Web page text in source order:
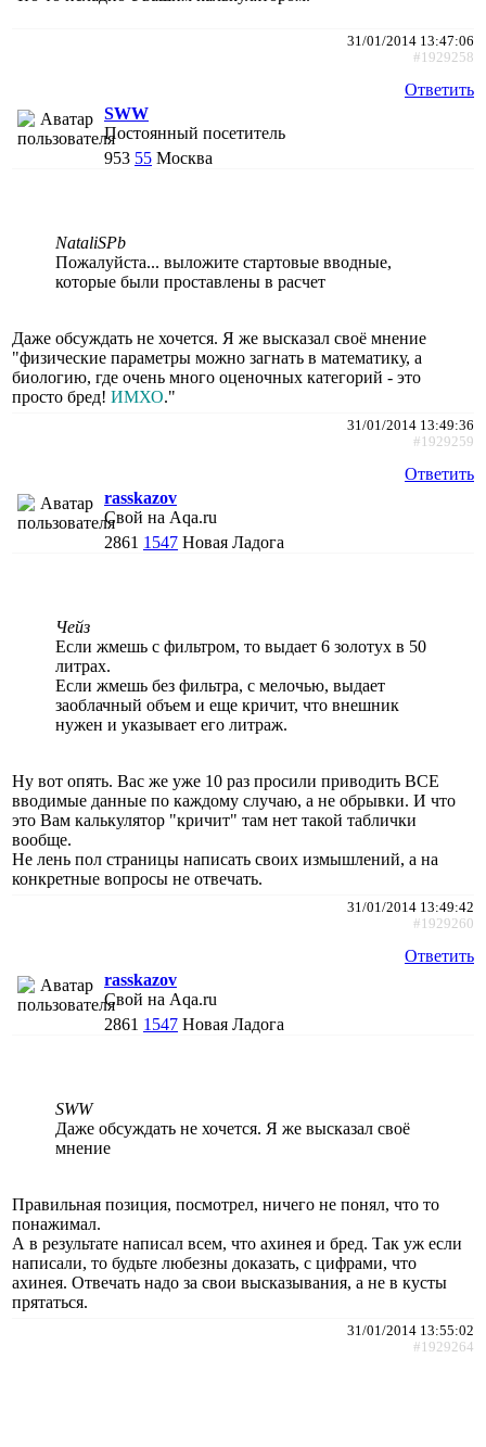
31/01/2014 13:47:06
#1929258
Ответить
SWW
Постоянный посетитель
953 55 Москва
NataliSPb
Пожалуйста... выложите стартовые вводные,
которые были проставлены в расчет
Даже обсуждать не хочется. Я же высказал своё мнение
"физические параметры можно загнать в математику, а
биологию, где очень много оценочных категорий - это
просто бред! ИМХО."
31/01/2014 13:49:36
#1929259
Ответить
rasskazov
Свой на Aqa.ru
2861 1547 Новая Ладога
Чейз
Если жмешь с фильтром, то выдает 6 золотух в 50
литрах.
Если жмешь без фильтра, с мелочью, выдает
заоблачный объем и еще кричит, что внешник
нужен и указывает его литраж.
Ну вот опять. Вас же уже 10 раз просили приводить ВСЕ
вводимые данные по каждому случаю, а не обрывки. И что
это Вам калькулятор "кричит" там нет такой таблички
вообще.
Не лень пол страницы написать своих измышлений, а на
конкретные вопросы не отвечать.
31/01/2014 13:49:42
#1929260
Ответить
rasskazov
Свой на Aqa.ru
2861 1547 Новая Ладога
SWW
Даже обсуждать не хочется. Я же высказал своё
мнение
Правильная позиция, посмотрел, ничего не понял, что то
понажимал.
А в результате написал всем, что ахинея и бред. Так уж если
написали, то будьте любезны доказать, с цифрами, что
ахинея. Отвечать надо за свои высказывания, а не в кусты
прятаться.
31/01/2014 13:55:02
#1929264